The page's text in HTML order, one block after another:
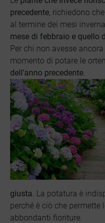
precedente, richiedono
al termine dei mesi
mese di febbraio e quello
Per chi non avesse
momento di potare le
dell’anno precedente.
giusta. La potatura è
perché è ciò che permette
abbondanti fioriture.